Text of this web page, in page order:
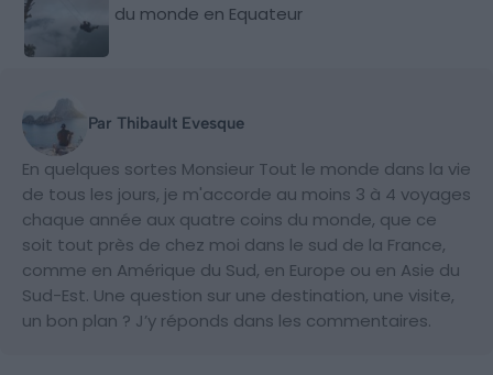
du monde en Equateur
Par Thibault Evesque
En quelques sortes Monsieur Tout le monde dans la vie
de tous les jours, je m'accorde au moins 3 à 4 voyages
chaque année aux quatre coins du monde, que ce
soit tout près de chez moi dans le sud de la France,
comme en Amérique du Sud, en Europe ou en Asie du
Sud-Est. Une question sur une destination, une visite,
un bon plan ? J’y réponds dans les commentaires.